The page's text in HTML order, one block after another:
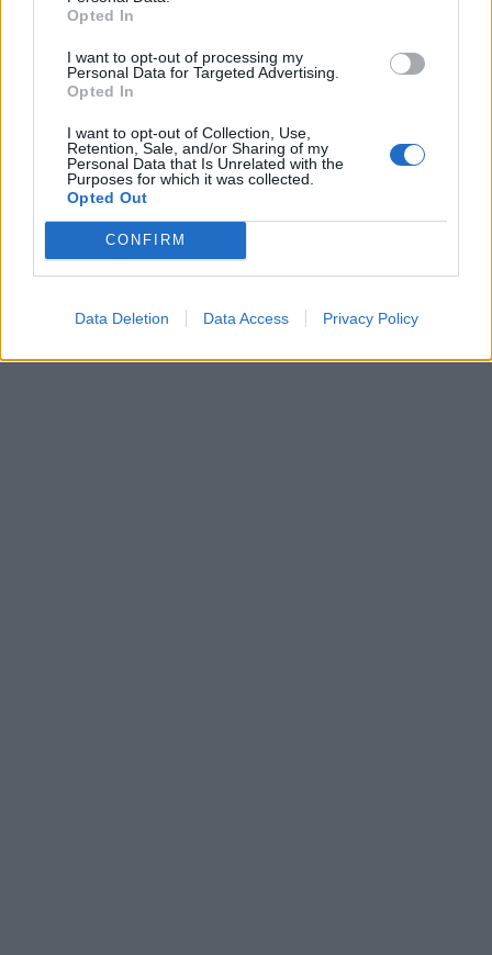
Opted In
I want to opt-out of processing my
Personal Data for Targeted Advertising.
Opted In
I want to opt-out of Collection, Use,
Retention, Sale, and/or Sharing of my
Personal Data that Is Unrelated with the
Purposes for which it was collected.
Opted Out
CONFIRM
Data Deletion Data Access Privacy Policy
In evidenza